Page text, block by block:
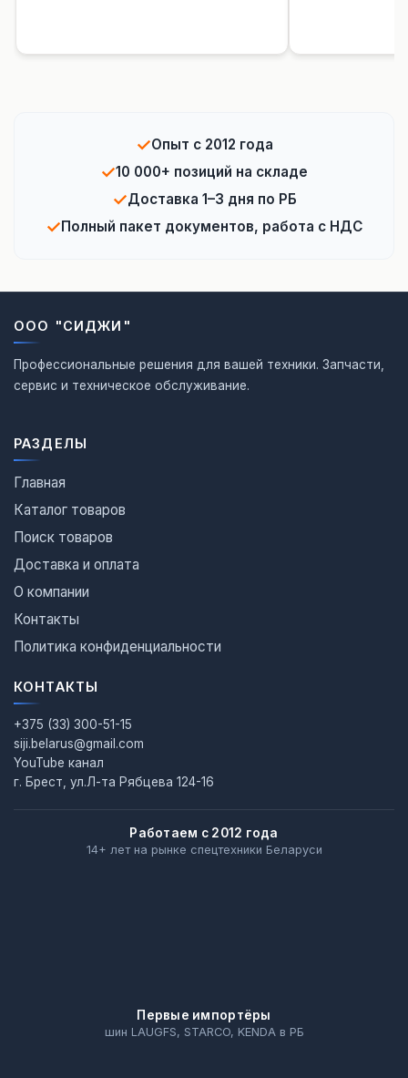
✓Опыт с 2012 года
✓10 000+ позиций на складе
✓Доставка 1–3 дня по РБ
✓Полный пакет документов, работа с НДС
ООО "СИДЖИ"
Профессиональные решения для вашей техники. Запчасти,
сервис и техническое обслуживание.
РАЗДЕЛЫ
Главная
Каталог товаров
Поиск товаров
Доставка и оплата
О компании
Контакты
Политика конфиденциальности
КОНТАКТЫ
+375 (33) 300-51-15
siji.belarus@gmail.com
YouTube канал
г. Брест, ул.Л-та Рябцева 124-16
Работаем с 2012 года
14+ лет на рынке спецтехники Беларуси
Первые импортёры
шин LAUGFS, STARCO, KENDA в РБ